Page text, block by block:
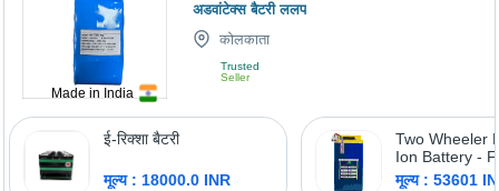
Made in India
अडवांटेक्स बैटरी ललप
कोलकाता
Trusted
Seller
ई-रिक्शा बैटरी
मूल्य : 18000.0 INR
Two Wheeler
Ion Battery -
Fast Charging
मूल्य : 53601